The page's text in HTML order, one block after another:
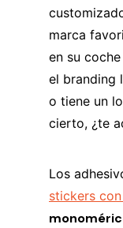
marca
en su
el branding
o tiene un
cierto, ¿te
Los
stickers